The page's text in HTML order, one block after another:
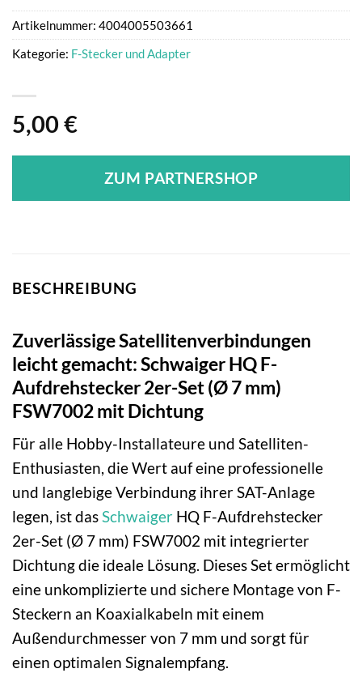
5,00 €
ZUM PARTNERSHOP
Artikelnummer: 4004005503661
Kategorie: F-Stecker und Adapter
BESCHREIBUNG
Zuverlässige Satellitenverbindungen
leicht gemacht: Schwaiger HQ F-
Aufdrehstecker 2er-Set (Ø 7 mm)
FSW7002 mit Dichtung
Für alle Hobby-Installateure und Satelliten-
Enthusiasten, die Wert auf eine professionelle
und langlebige Verbindung ihrer SAT-Anlage
legen, ist dasSchwaiger HQ F-Aufdrehstecker
2er-Set (Ø 7 mm) FSW7002 mit integrierter
Dichtung die ideale Lösung. Dieses Set ermöglicht
eine unkomplizierte und sichere Montage von F-
Steckern an Koaxialkabeln mit einem
Außendurchmesser von 7 mm und sorgt für
einen optimalen Signalempfang.